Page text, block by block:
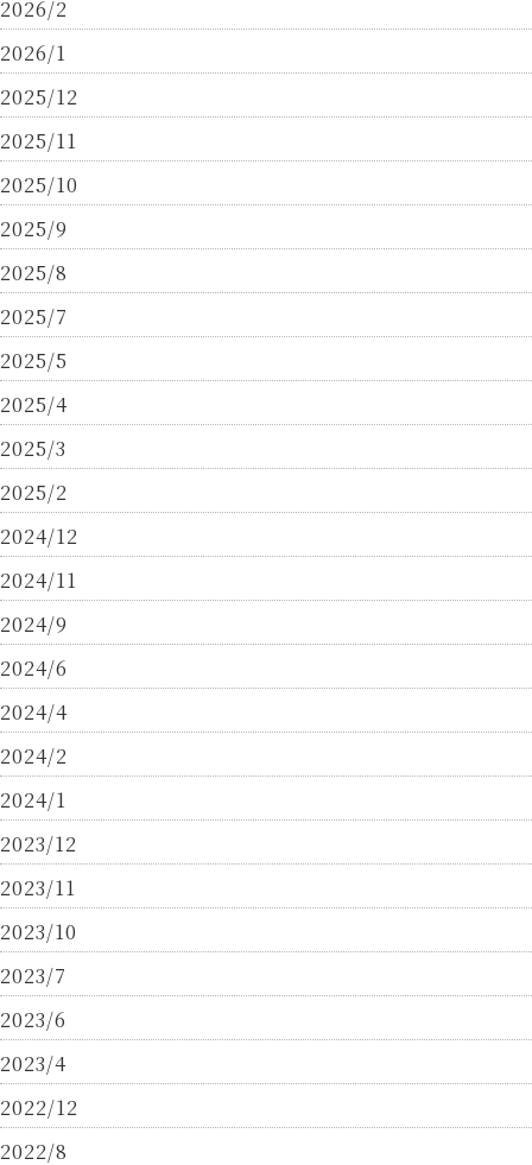
2026/2
2026/1
2025/12
2025/11
2025/10
2025/9
2025/8
2025/7
2025/5
2025/4
2025/3
2025/2
2024/12
2024/11
2024/9
2024/6
2024/4
2024/2
2024/1
2023/12
2023/11
2023/10
2023/7
2023/6
2023/4
2022/12
2022/8